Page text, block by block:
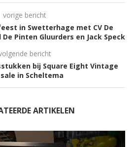
vorige bericht
in Swetterhage met CV De
Pinten Gluurders en Jack Speck
bericht
bij Square Eight Vintage
in Scheltema
ARTIKELEN